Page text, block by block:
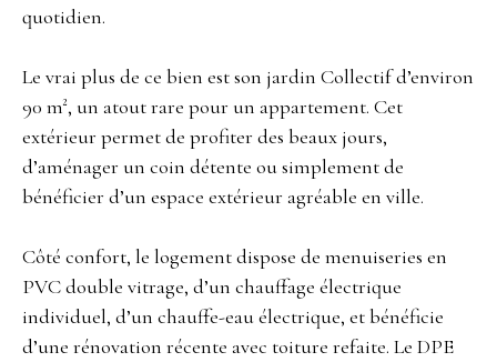
quotidien.
Le vrai plus de ce bien est son jardin Collectif d’environ
90 m², un atout rare pour un appartement. Cet
extérieur permet de profiter des beaux jours,
d’aménager un coin détente ou simplement de
bénéficier d’un espace extérieur agréable en ville.
Côté confort, le logement dispose de menuiseries en
PVC double vitrage, d’un chauffage électrique
individuel, d’un chauffe-eau électrique, et bénéficie
d’une rénovation récente avec toiture refaite. Le DPE